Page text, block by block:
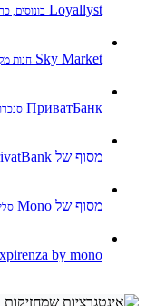
Loyallyst בונוסים,
Sky Market חנות
ПриватБанк
מסוף של PrivatBank
מסוף של Mono
by mono